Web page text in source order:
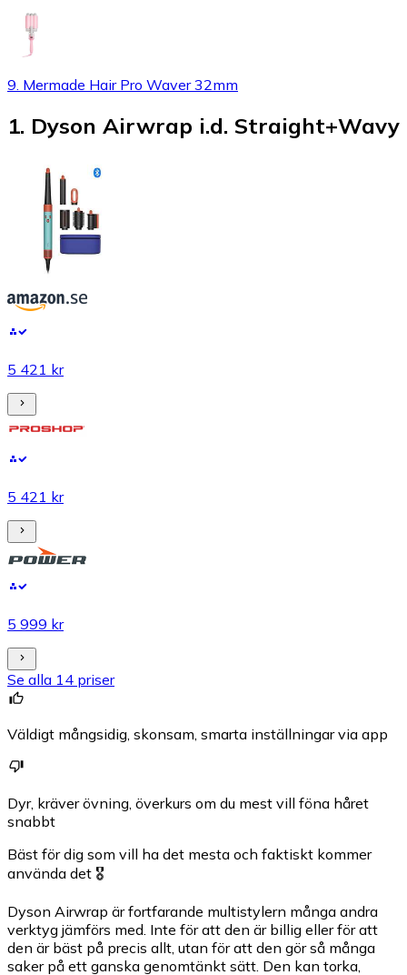
9. Mermade Hair Pro Waver 32mm
1. Dyson Airwrap i.d. Straight+Wavy
5 421 kr
5 421 kr
5 999 kr
Se alla 14 priser
Väldigt mångsidig, skonsam, smarta inställningar via app
Dyr, kräver övning, överkurs om du mest vill föna håret
snabbt
Bäst för dig som vill ha det mesta och faktiskt kommer
använda det 🎖️
Dyson Airwrap är fortfarande multistylern många andra
verktyg jämförs med. Inte för att den är billig eller för att
den är bäst på precis allt, utan för att den gör så många
saker på ett ganska genomtänkt sätt. Den kan torka,